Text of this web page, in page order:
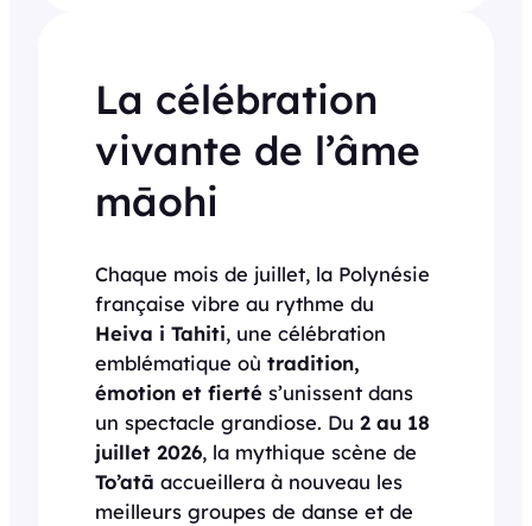
La célébration
vivante de l’âme
māohi
Chaque mois de juillet, la Polynésie
française vibre au rythme du
Heiva i Tahiti, une célébration
emblématique où tradition,
émotion et fierté s’unissent dans
un spectacle grandiose. Du 2 au 18
juillet 2026, la mythique scène de
To’atā accueillera à nouveau les
meilleurs groupes de danse et de